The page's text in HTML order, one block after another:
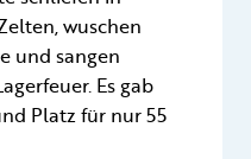
wuschen
und sangen
Es gab
Platz für nur 55